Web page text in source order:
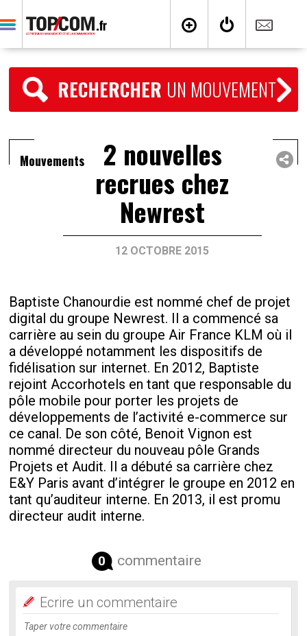
RECHERCHER UN MOUVEMENT
Mouvements 2 nouvelles
recrues chez
Newrest
12 OCTOBRE 2015
Baptiste Chanourdie est nommé chef de projet
digital du groupe Newrest. Il a commencé sa
carrière au sein du groupe Air France KLM où il
a développé notamment les dispositifs de
fidélisation sur internet. En 2012, Baptiste
rejoint Accorhotels en tant que responsable du
pôle mobile pour porter les projets de
développements de l’activité e-commerce sur
ce canal. De son côté, Benoit Vignon est
nommé directeur du nouveau pôle Grands
Projets et Audit. Il a débuté sa carrière chez
E&Y Paris avant d’intégrer le groupe en 2012 en
tant qu’auditeur interne. En 2013, il est promu
directeur audit interne.
0 commentaire
Ecrire un commentaire